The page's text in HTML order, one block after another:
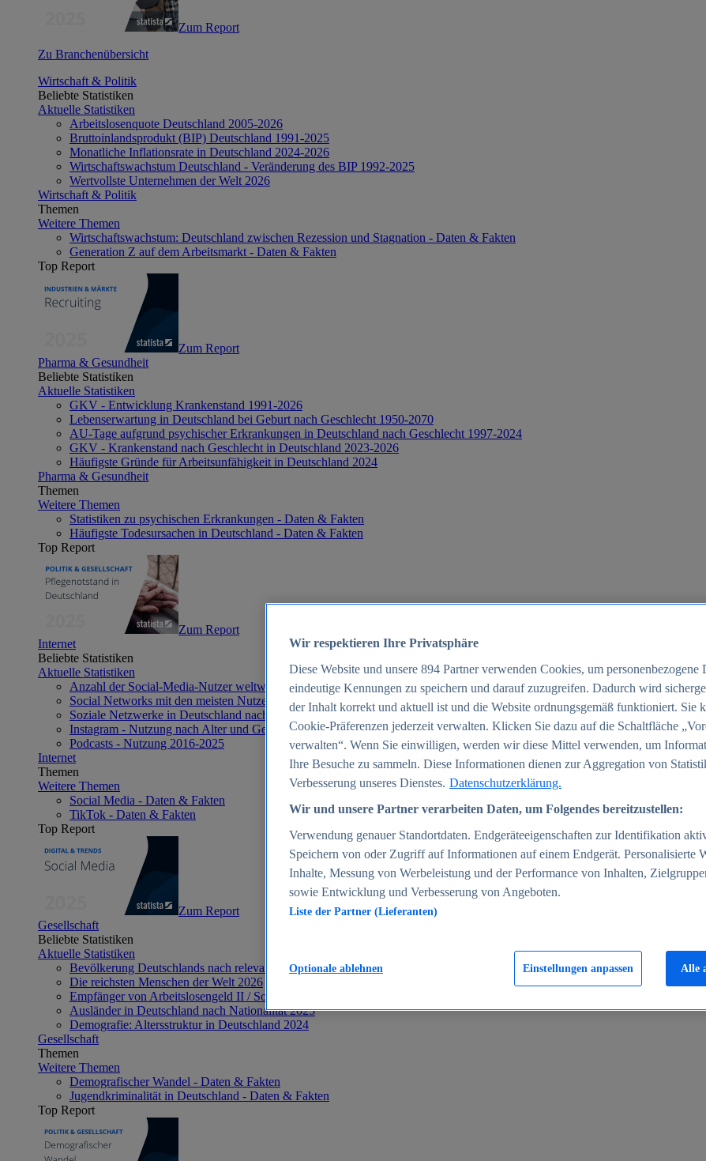
Zum Report
Zu Branchenübersicht
Wirtschaft & Politik
Beliebte Statistiken
Aktuelle Statistiken
Arbeitslosenquote Deutschland 2005-2026
Bruttoinlandsprodukt (BIP) Deutschland 1991-2025
Monatliche Inflationsrate in Deutschland 2024-2026
Wirtschaftswachstum Deutschland - Veränderung des BIP 1992-2025
Wertvollste Unternehmen der Welt 2026
Wirtschaft & Politik
Themen
Weitere Themen
Wirtschaftswachstum: Deutschland zwischen Rezession und Stagnation - Daten & Fakten
Generation Z auf dem Arbeitsmarkt - Daten & Fakten
Top Report
Zum Report
Pharma & Gesundheit
Beliebte Statistiken
Aktuelle Statistiken
GKV - Entwicklung Krankenstand 1991-2026
Lebenserwartung in Deutschland bei Geburt nach Geschlecht 1950-2070
AU-Tage aufgrund psychischer Erkrankungen in Deutschland nach Geschlecht 1997-2024
GKV - Krankenstand nach Geschlecht in Deutschland 2023-2026
Häufigste Gründe für Arbeitsunfähigkeit in Deutschland 2024
Pharma & Gesundheit
Themen
Weitere Themen
Statistiken zu psychischen Erkrankungen - Daten & Fakten
Häufigste Todesursachen in Deutschland - Daten & Fakten
Top Report
Zum Report
Internet
Beliebte Statistiken
Aktuelle Statistiken
Anzahl der Social-Media-Nutzer weltweit 2012-2025
Social Networks mit den meisten Nutzern weltweit 2025
Soziale Netzwerke in Deutschland nach Generationen 2025
Instagram - Nutzung nach Alter und Geschlecht in Deutschland 2025
Podcasts - Nutzung 2016-2025
Internet
Themen
Weitere Themen
Social Media - Daten & Fakten
TikTok - Daten & Fakten
Top Report
Zum Report
Gesellschaft
Beliebte Statistiken
Aktuelle Statistiken
Bevölkerung Deutschlands nach relevanten Altersgruppen 2024
Die reichsten Menschen der Welt 2026
Empfänger von Arbeitslosengeld II / Sozialgeld / Bürgergeld in Deutschland 2005-2025
Ausländer in Deutschland nach Nationalität 2025
Demografie: Altersstruktur in Deutschland 2024
Gesellschaft
Themen
Weitere Themen
Demografischer Wandel - Daten & Fakten
Jugendkriminalität in Deutschland - Daten & Fakten
Top Report
Wir respektieren Ihre Privatsphäre
Diese Website und unsere 894 Partner verwenden Cookies, um personenbezogene
eindeutige Kennungen zu speichern und darauf zuzugreifen. Dadurch wird
der Inhalt korrekt und aktuell ist und die Website ordnungsgemäß funktioniert. Sie
Cookie-Präferenzen jederzeit verwalten. Klicken Sie dazu auf die Schaltfläche
verwalten“. Wenn Sie einwilligen, werden wir diese Mittel verwenden, um
Ihre Besuche zu sammeln. Diese Informationen dienen zur Aggregation von
Verbesserung unseres Dienstes. Datenschutzerklärung.
Wir und unsere Partner verarbeiten Daten, um Folgendes bereitzustellen:
Verwendung genauer Standortdaten. Endgeräteeigenschaften zur Identifikation
Speichern von oder Zugriff auf Informationen auf einem Endgerät. Personalisierte
Inhalte, Messung von Werbeleistung und der Performance von Inhalten,
sowie Entwicklung und Verbesserung von Angeboten.
Liste der Partner (Lieferanten)
Einstellungen anpassen
Optionale ablehnen Alle